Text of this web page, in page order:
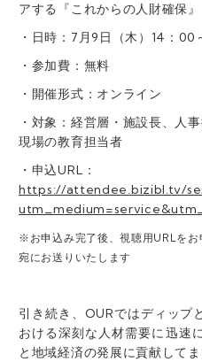
アする『これからの人財確保』
・日時：7月9日（木）14：00
・参加費：無料
・開催形式：オンライン
・対象：経営層・施設長、人
現場の教育担当者
・申込URL：
https://attendee.bizibl.tv/
※お申込み完了後、視聴用URLを
宛にお送りいたします
引き続き、OURではディップ
おける深刻な人材需要に迅速
と地域経済の発展に貢献してま